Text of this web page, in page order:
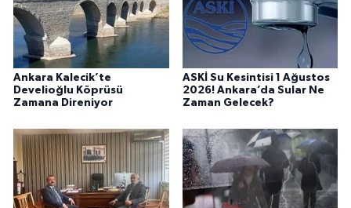
Ankara Kalecik’te
Develioğlu Köprüsü
Zamana Direniyor
ASKİ Su Kesintisi 1 Ağustos
2026! Ankara’da Sular Ne
Zaman Gelecek?